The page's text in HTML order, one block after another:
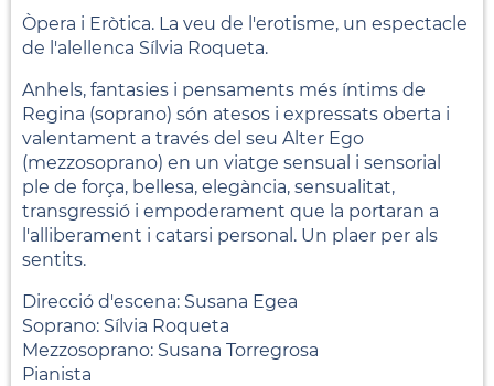
Òpera i Eròtica. La veu de l'erotisme, un espectacle
de l'alellenca Sílvia Roqueta.
Anhels, fantasies i pensaments més íntims de
Regina (soprano) són atesos i expressats oberta i
valentament a través del seu Alter Ego
(mezzosoprano) en un viatge sensual i sensorial
ple de força, bellesa, elegància, sensualitat,
transgressió i empoderament que la portaran a
l'alliberament i catarsi personal. Un plaer per als
sentits.
Direcció d'escena: Susana Egea
Soprano: Sílvia Roqueta
Mezzosoprano: Susana Torregrosa
Pianista